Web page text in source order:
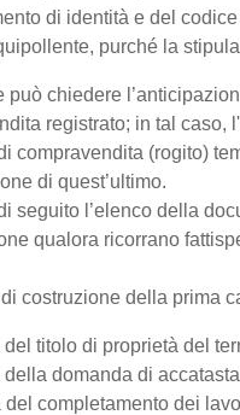
di identità e del
purché la
può chiedere
registrato; in tal caso,
compravendita (rogito)
di quest’ultimo.
seguito l’elenco della
qualora ricorrano
costruzione della prima
del titolo di proprietà del
domanda di
del completamento dei